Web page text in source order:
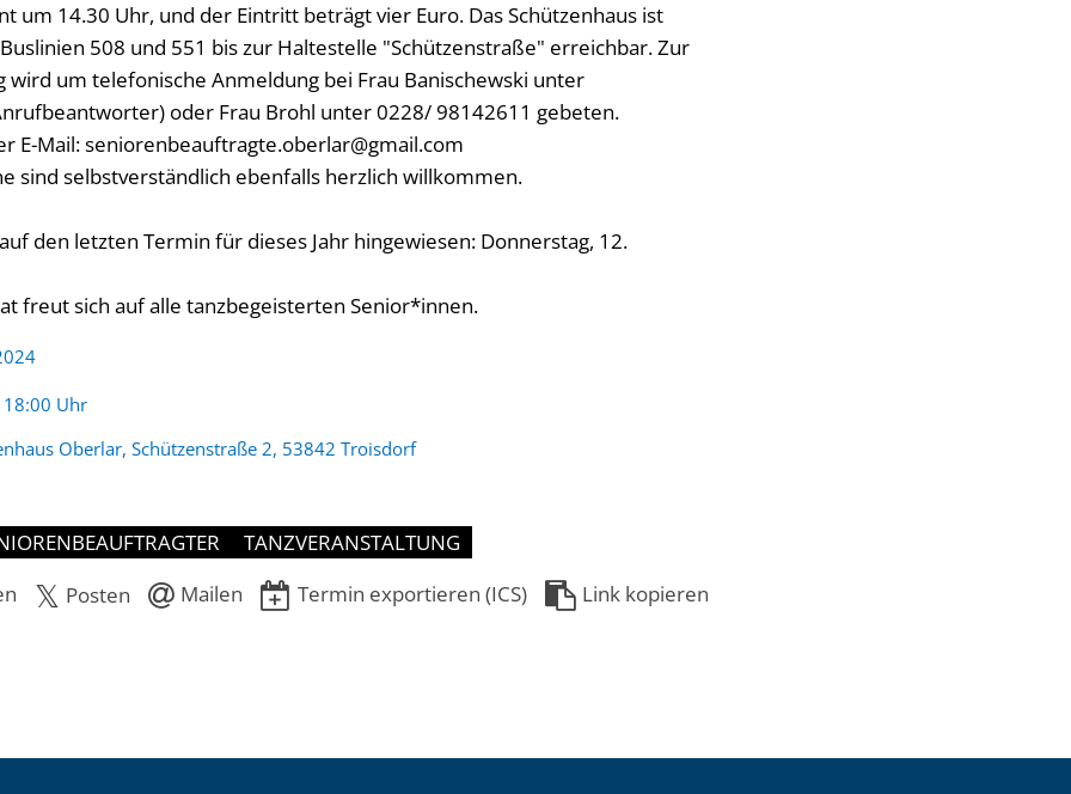
um 14.30 Uhr, und der Eintritt beträgt vier Euro. Das Schützenhaus ist
508 und 551 bis zur Haltestelle "Schützenstraße" erreichbar. Zur
wird um telefonische Anmeldung bei Frau Banischewski unter
oder Frau Brohl unter 0228/ 98142611 gebeten.
E-Mail: seniorenbeauftragte.oberlar@gmail.com
sind selbstverständlich ebenfalls herzlich willkommen.
den letzten Termin für dieses Jahr hingewiesen: Donnerstag, 12.
freut sich auf alle tanzbegeisterten Senior*innen.
Uhr
Oberlar, Schützenstraße 2, 53842 Troisdorf
TANZVERANSTALTUNG
Posten Mailen Termin exportieren (ICS) Link kopieren